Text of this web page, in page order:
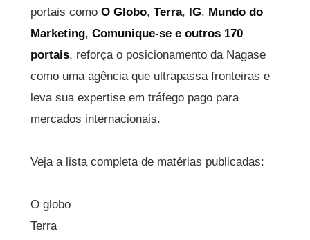
portais comoO Globo,Terra, IG, Mundo do
Marketing,Comunique-se e outros 170
portais, reforça o posicionamento da Nagase
como uma agência que ultrapassa fronteiras e
leva sua expertise em tráfego pago para
mercados internacionais.
Veja a lista completa de matérias publicadas:
O globo
Terra